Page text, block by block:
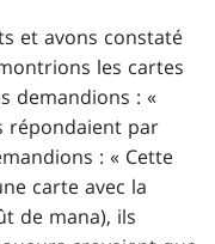
et avons constaté
les cartes
demandions : «
répondaient par
: « Cette
carte avec la
de mana), ils